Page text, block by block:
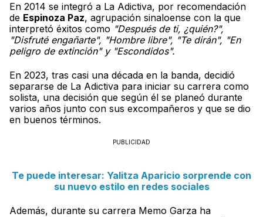
En 2014 se integró a La Adictiva, por recomendación
de Espinoza Paz, agrupación sinaloense con la que
interpretó éxitos como "Después de ti, ¿quién?",
"Disfruté engañarte", "Hombre libre", "Te dirán", "En
peligro de extinción" y "Escondidos".
En 2023, tras casi una década en la banda, decidió
separarse de La Adictiva para iniciar su carrera como
solista, una decisión que según él se planeó durante
varios años junto con sus excompañeros y que se dio
en buenos términos.
PUBLICIDAD
Te puede interesar: Yalitza Aparicio sorprende con
su nuevo estilo en redes sociales
Además, durante su carrera Memo Garza ha